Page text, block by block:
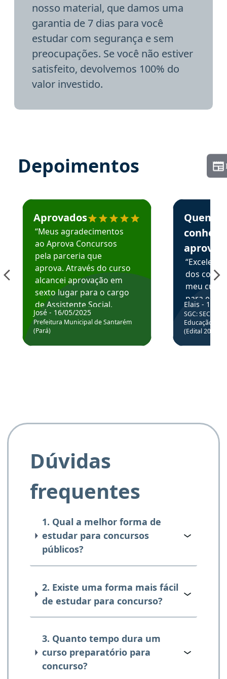
nosso material, que damos uma
garantia de 7 dias para você
estudar com segurança e sem
preocupações. Se você não estiver
satisfeito, devolvemos 100% do
valor investido.
Depoimentos
Estudante José recomenda o Aprova Concursos em
Aprovados
“Meus agradecimentos
ao Aprova Concursos
pela parceria que
aprova. Através do curso
alcancei aprovação em
sexto lugar para o cargo
de Assistente Social.
Hoje estou atuando na
Prefeitura de Santarém.
José - 16/05/2025
Prefeitura Municipal de Santarém
(Pará)
Estudante
Quem
aprova
dos
meu
para
colocar
através
de
Elais - 15/
SGC: SEC BA
Educação
(Edital
Dúvidas
frequentes
1. Qual a melhor forma de
estudar para concursos
públicos?
2. Existe uma forma mais fácil
de estudar para concurso?
3. Quanto tempo dura um
curso preparatório para
concurso?